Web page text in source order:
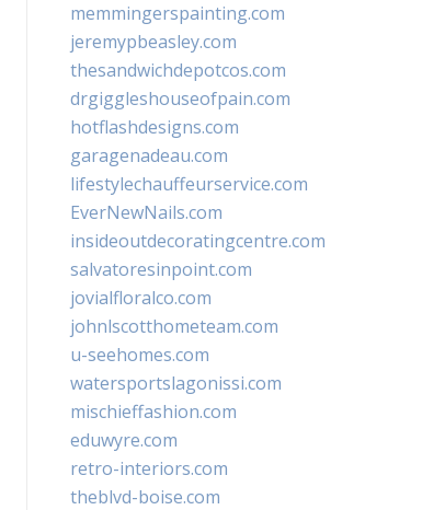
memmingerspainting.com
jeremypbeasley.com
thesandwichdepotcos.com
drgiggleshouseofpain.com
hotflashdesigns.com
garagenadeau.com
lifestylechauffeurservice.com
EverNewNails.com
insideoutdecoratingcentre.com
salvatoresinpoint.com
jovialfloralco.com
johnlscotthometeam.com
u-seehomes.com
watersportslagonissi.com
mischieffashion.com
eduwyre.com
retro-interiors.com
theblvd-boise.com